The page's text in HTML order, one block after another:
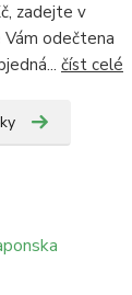
zadejte v
Vám odečtena
číst celé